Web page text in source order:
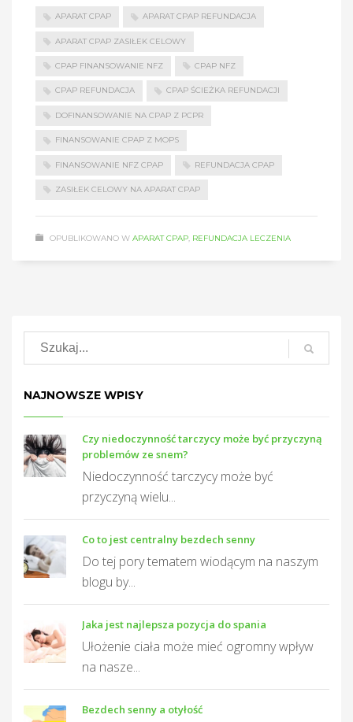
APARAT CPAP APARAT CPAP REFUNDACJA
APARAT CPAP ZASIŁEK CELOWY
CPAP FINANSOWANIE NFZ CPAP NFZ
CPAP REFUNDACJA CPAP ŚCIEŻKA REFUNDACJI
DOFINANSOWANIE NA CPAP Z PCPR
FINANSOWANIE CPAP Z MOPS
FINANSOWANIE NFZ CPAP REFUNDACJA CPAP
ZASIŁEK CELOWY NA APARAT CPAP
OPUBLIKOWANO W APARAT CPAP, REFUNDACJA LECZENIA
NAJNOWSZE WPISY
Czy niedoczynność tarczycy może być przyczyną
problemów ze snem?
Niedoczynność tarczycy może być
przyczyną wielu...
Co to jest centralny bezdech senny
Do tej pory tematem wiodącym na naszym
blogu by...
Jaka jest najlepsza pozycja do spania
Ułożenie ciała może mieć ogromny wpływ
na nasze...
Bezdech senny a otyłość